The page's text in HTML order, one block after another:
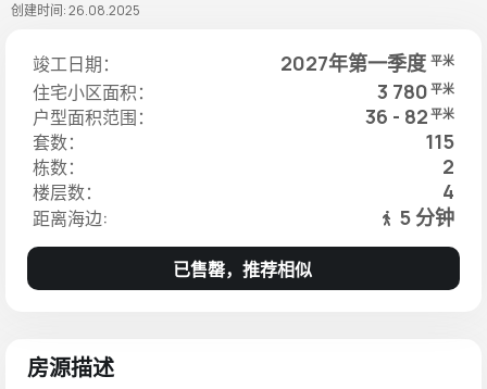
创建时间: 26.08.2025
房源描述
竣工日期： 2027年第一季度 平米
住宅小区面积： 3 780 平米
户型面积范围： 36 - 82 平米
套数： 115
栋数： 2
楼层数： 4
距离海边: 5 分钟
已售罄，推荐相似